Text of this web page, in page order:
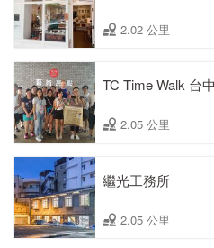
2.02 公里
TC Time Walk 台
2.05 公里
繼光工務所
2.05 公里